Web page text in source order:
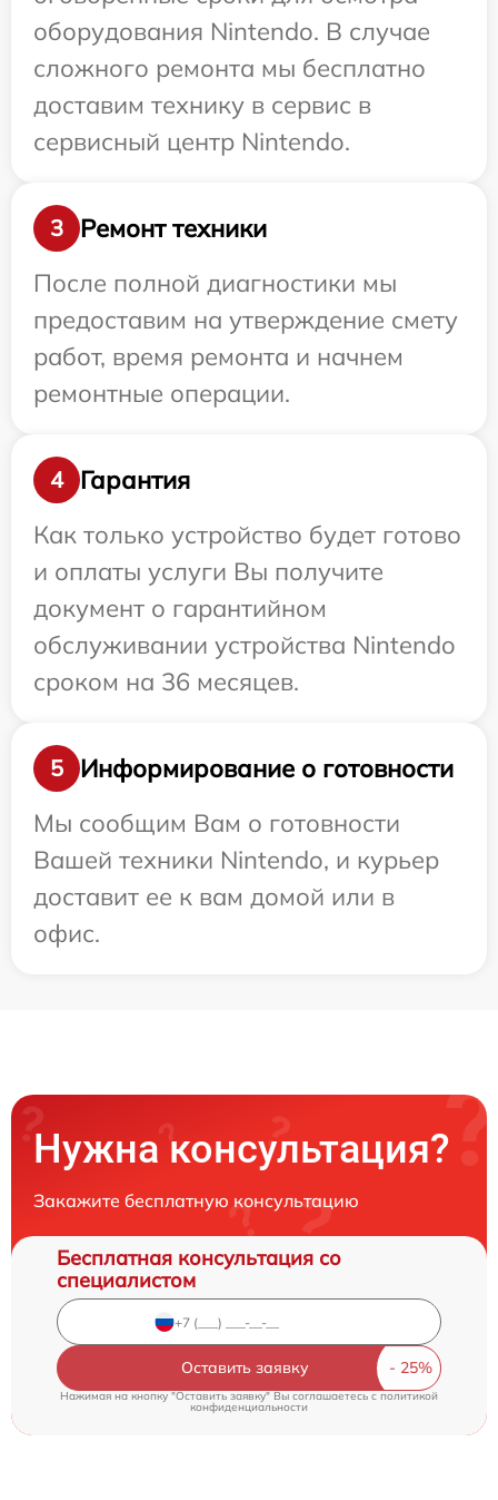
оборудования Nintendo. В случае
сложного ремонта мы бесплатно
доставим технику в сервис в
сервисный центр Nintendo.
3
Ремонт техники
После полной диагностики мы
предоставим на утверждение смету
работ, время ремонта и начнем
ремонтные операции.
4
Гарантия
Как только устройство будет готово
и оплаты услуги Вы получите
документ о гарантийном
обслуживании устройства Nintendo
сроком на 36 месяцев.
5
Информирование о готовности
Мы сообщим Вам о готовности
Вашей техники Nintendo, и курьер
доставит ее к вам домой или в
офис.
Нужна консультация?
Закажите бесплатную консультацию
Бесплатная консультация со
специалистом
Оставить заявку
Нажимая на кнопку "Оставить заявку" Вы соглашаетесь c политикой
конфиденциальности